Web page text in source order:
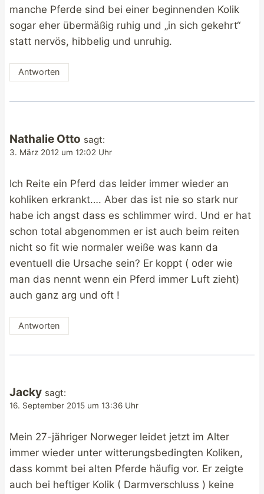
manche Pferde sind bei einer beginnenden Kolik
sogar eher übermäßig ruhig und „in sich gekehrt“
statt nervös, hibbelig und unruhig.
Antworten
Nathalie Otto sagt:
3. März 2012 um 12:02 Uhr
Ich Reite ein Pferd das leider immer wieder an
kohliken erkrankt…. Aber das ist nie so stark nur
habe ich angst dass es schlimmer wird. Und er hat
schon total abgenommen er ist auch beim reiten
nicht so fit wie normaler weiße was kann da
eventuell die Ursache sein? Er koppt ( oder wie
man das nennt wenn ein Pferd immer Luft zieht)
auch ganz arg und oft !
Antworten
Jacky sagt:
16. September 2015 um 13:36 Uhr
Mein 27-jähriger Norweger leidet jetzt im Alter
immer wieder unter witterungsbedingten Koliken,
dass kommt bei alten Pferde häufig vor. Er zeigte
auch bei heftiger Kolik ( Darmverschluss ) keine